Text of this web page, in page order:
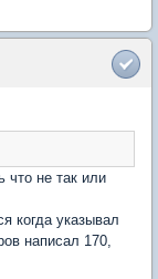
что не так или
когда указывал
написал 170,